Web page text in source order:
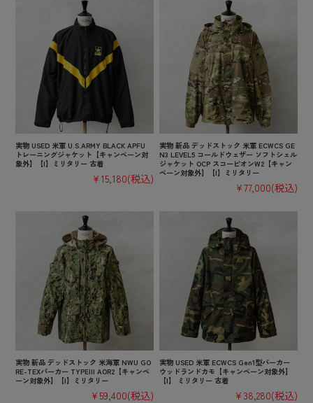
実物 USED 米軍 U.S.ARMY BLACK APFU
トレーニングジャケット【キャンペーン対
象外】【I】ミリタリー 古着
¥15,180(税込)
実物 新品 デッドストック 米軍 ECWCS GE
N3 LEVEL5 コールドウェザー ソフトシェル
ジャケット OCP スコーピオンW2【キャン
ペーン対象外】【I】ミリタリー
¥77,000(税込)
実物 新品 デッドストック 米海軍 NWU GO
RE-TEXパーカー TYPEIII AOR2【キャンペ
ーン対象外】【I】ミリタリー
¥59,400(税込)
実物 USED 米軍 ECWCS Gen1型パーカー
ウッドランドカモ【キャンペーン対象外】
【I】 ミリタリー 古着
¥38,280(税込)